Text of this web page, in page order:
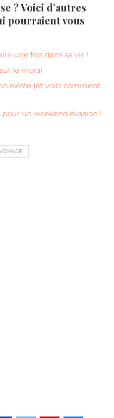
? Voici d’autres
pourraient vous
une fois dans sa vie !
le moral
existe (et voici comment
un weekend évasion !